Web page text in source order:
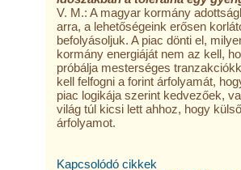
V. M.: A magyar kormány
arra, a lehetőségeink erősen
befolyásoljuk. A piac dönti el,
kormány energiáját nem az kell,
próbálja mesterséges
kell felfogni a forint árfolyamát,
piac logikája szerint kedvezőek,
világ túl kicsi lett ahhoz, hogy
árfolyamot.
Kapcsolódó cikkek